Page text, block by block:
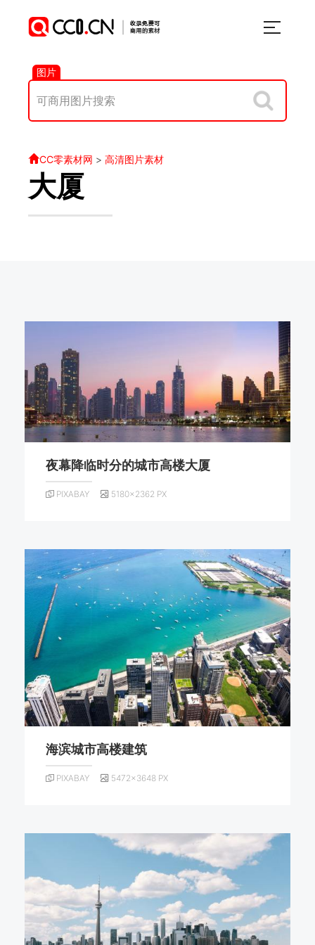
图片
CC零素材网 > 高清图片素材
大厦
夜幕降临时分的城市高楼大厦
PIXABAY 5180×2362 PX
海滨城市高楼建筑
PIXABAY 5472×3648 PX